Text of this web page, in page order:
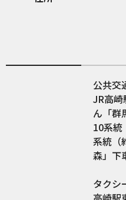
公共交
JR高
ん「群
10系統
系統（
森」下
タクシ